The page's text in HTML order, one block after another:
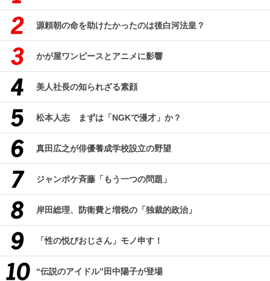
源頼朝の命を助けたかったのは後白河法皇？
かが屋ワンピースとアニメに影響
美人社長の知られざる素顔
松本人志 まずは「NGKで漫才」か？
真田広之が俳優養成学校設立の野望
ジャンポケ斉藤「もう一つの問題」
岸田総理、防衛費と増税の「独裁的政治」
「性の悦びおじさん」モノ申す！
“伝説のアイドル”田中陽子が登場